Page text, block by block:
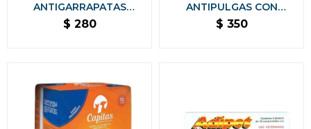
ANTIGARRAPATAS
DOMINAL GATOS KONIG -
$ 280
ANTIPULGAS CON
ACCIÓN AMBIENTAL
$ 350